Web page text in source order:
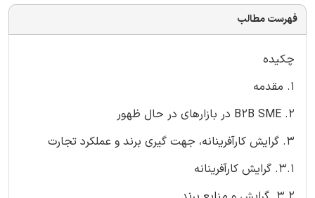
فهرست مطالب
چکیده
1. مقدمه
2. B2B SME در بازارهای در حال ظهور
3. گرایش کارآفرینانه، جهت گیری برند و عملکرد تجارت
3.1. گرایش کارآفرینانه